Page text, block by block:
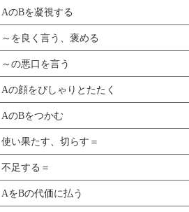
AのBを凝視する
～を良く言う、褒める
～の悪口を言う
Aの顔をぴしゃりとたたく
AのBをつかむ
使い果たす、切らす＝
不足する＝
AをBの代価に払う